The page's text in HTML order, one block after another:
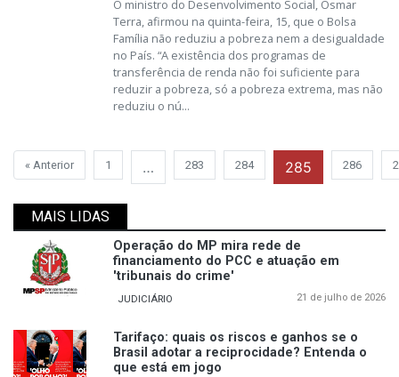
O ministro do Desenvolvimento Social, Osmar
Terra, afirmou na quinta-feira, 15, que o Bolsa
Família não reduziu a pobreza nem a desigualdade
no País. “A existência dos programas de
transferência de renda não foi suficiente para
reduzir a pobreza, só a pobreza extrema, mas não
reduziu o nú...
« Anterior 1 … 283 284 285 286
MAIS LIDAS
Operação do MP mira rede de
financiamento do PCC e atuação em
'tribunais do crime'
JUDICIÁRIO 21 de julho de 2026
Tarifaço: quais os riscos e ganhos se o
Brasil adotar a reciprocidade? Entenda o
que está em jogo